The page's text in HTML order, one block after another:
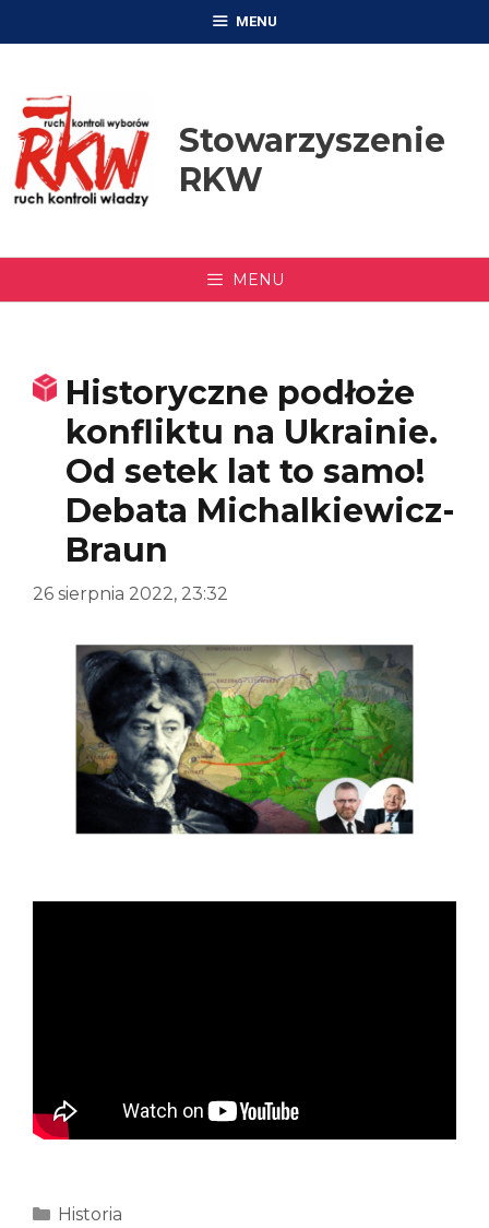
MENU
Stowarzyszenie
RKW
MENU
Historyczne podłoże
konfliktu na Ukrainie.
Od setek lat to samo!
Debata Michalkiewicz-
Braun
26 sierpnia 2022, 23:32
Kategorie
Historia